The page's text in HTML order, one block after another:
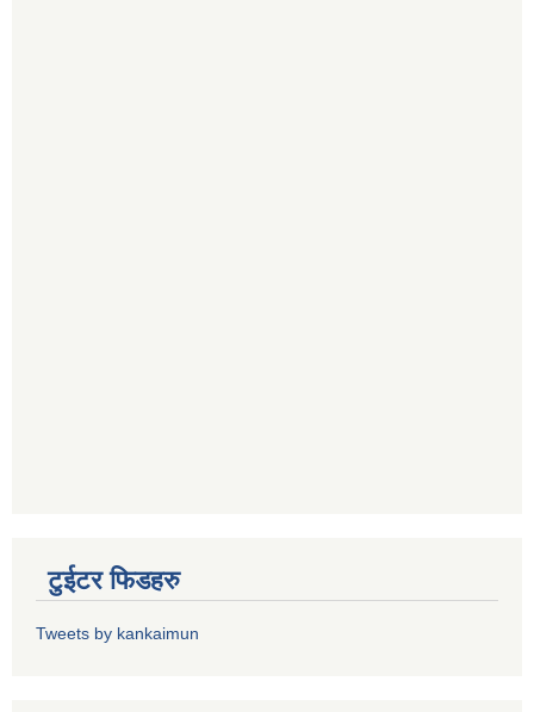
टुईटर फिडहरु
Tweets by kankaimun